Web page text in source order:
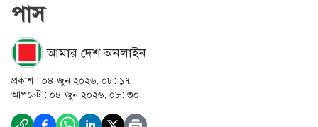
পাস
আমার দেশ অনলাইন
প্রকাশ : ০৪ জুন ২০২৬, ০৮: ১৭
আপডেট : ০৪ জুন ২০২৬, ০৮: ৩০